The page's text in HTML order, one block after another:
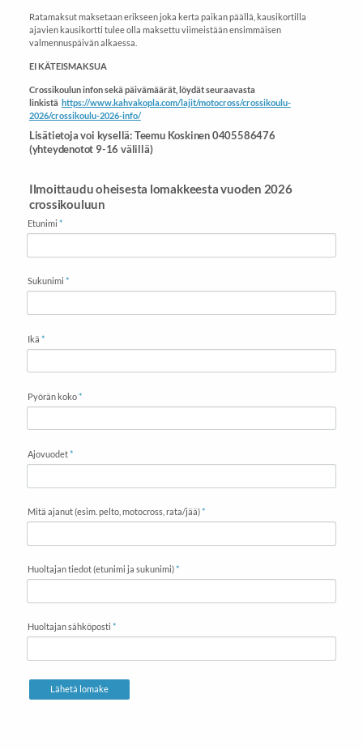
Ratamaksut maksetaan erikseen joka kerta paikan päällä, kausikortilla
ajavien kausikortti tulee olla maksettu viimeistään ensimmäisen
valmennuspäivän alkaessa.
EI KÄTEISMAKSUA
Crossikoulun infon sekä päivämäärät, löydät seuraavasta
linkistä https://www.kahvakopla.com/lajit/motocross/crossikoulu-
2026/crossikoulu-2026-info/
Lisätietoja voi kysellä: Teemu Koskinen 0405586476
(yhteydenotot 9-16 välillä)
Ilmoittaudu oheisesta lomakkeesta vuoden 2026
crossikouluun
Etunimi *
Sukunimi *
Ikä *
Pyörän koko*
Ajovuodet*
Mitä ajanut (esim. pelto, motocross, rata/jää)*
Huoltajan tiedot (etunimi ja sukunimi)*
Huoltajan sähköposti *
Lähetä lomake